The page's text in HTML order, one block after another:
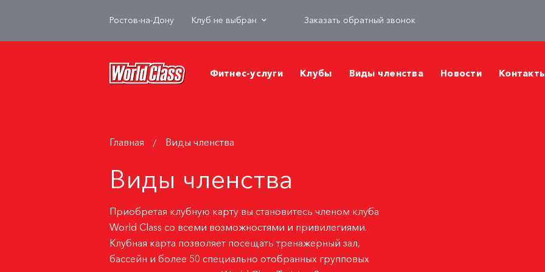
Ростов-на-Дону Клуб не выбран Заказать обратный звонок
Фитнес-услуги Клубы Виды членства Новости
Главная Виды членства
Виды членства
Приобретая клубную карту вы становитесь членом клуба
World Class со всеми возможностями и привилегиями.
Клубная карта позволяет посещать тренажерный зал,
бассейн и более 50 специально отобранных групповых